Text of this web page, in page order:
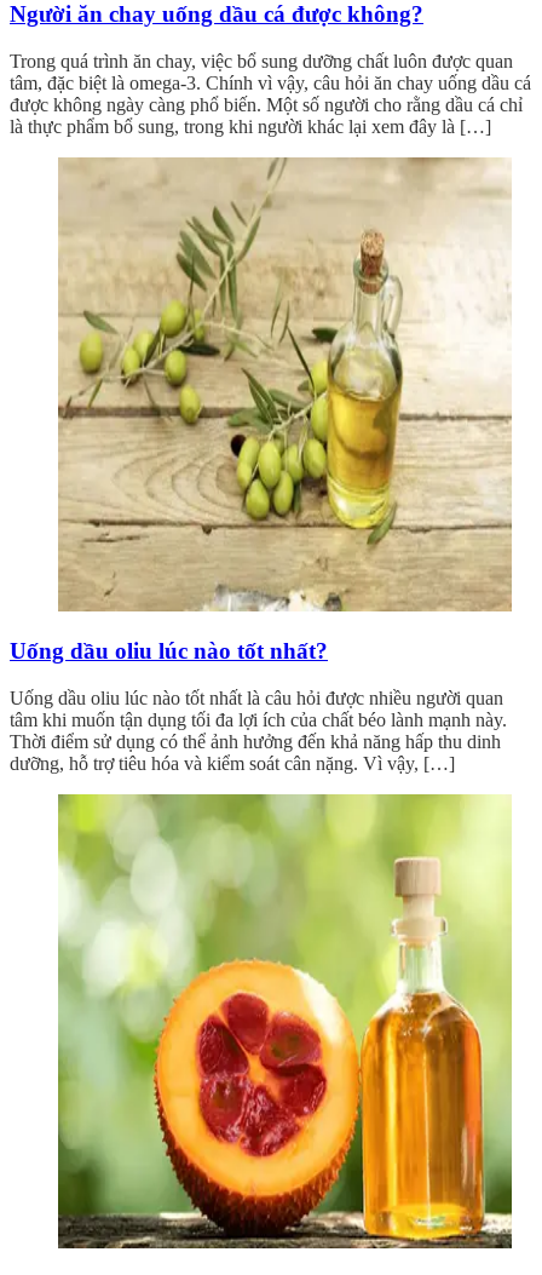
Người ăn chay uống dầu cá được không?
Trong quá trình ăn chay, việc bổ sung dưỡng chất luôn được quan
tâm, đặc biệt là omega-3. Chính vì vậy, câu hỏi ăn chay uống dầu cá
được không ngày càng phổ biến. Một số người cho rằng dầu cá chỉ
là thực phẩm bổ sung, trong khi người khác lại xem đây là […]
Uống dầu oliu lúc nào tốt nhất?
Uống dầu oliu lúc nào tốt nhất là câu hỏi được nhiều người quan
tâm khi muốn tận dụng tối đa lợi ích của chất béo lành mạnh này.
Thời điểm sử dụng có thể ảnh hưởng đến khả năng hấp thu dinh
dưỡng, hỗ trợ tiêu hóa và kiểm soát cân nặng. Vì vậy, […]